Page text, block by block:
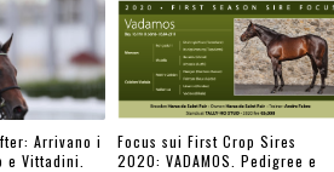
Arrivano i
Vittadini.
Focus sui First Crop Sires
2020: VADAMOS. Pedigree e